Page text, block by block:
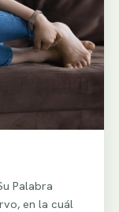
Palabra
en la cuál